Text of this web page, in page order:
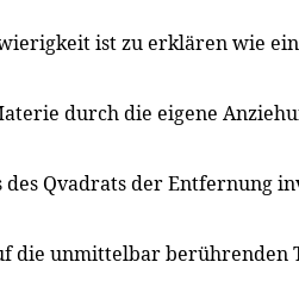
ist zu erklären wie
durch die eigene
Qvadrats der Entfernung
die unmittelbar berührenden